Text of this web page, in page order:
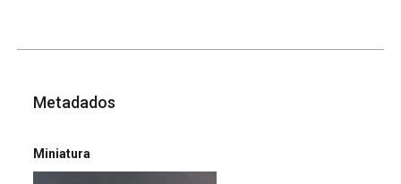
Metadados
Miniatura